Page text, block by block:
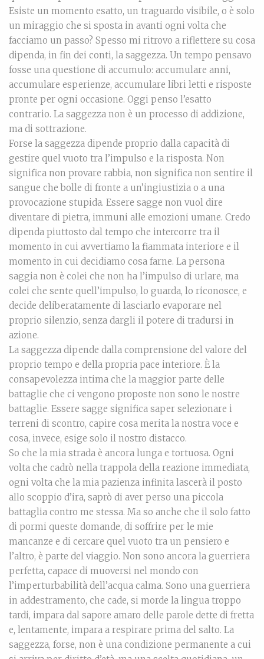
Esiste un momento esatto, un traguardo visibile, o è solo
un miraggio che si sposta in avanti ogni volta che
facciamo un passo? Spesso mi ritrovo a riflettere su cosa
dipenda, in fin dei conti, la saggezza. Un tempo pensavo
fosse una questione di accumulo: accumulare anni,
accumulare esperienze, accumulare libri letti e risposte
pronte per ogni occasione. Oggi penso l’esatto
contrario. La saggezza non è un processo di addizione,
ma di sottrazione.
Forse la saggezza dipende proprio dalla capacità di
gestire quel vuoto tra l’impulso e la risposta. Non
significa non provare rabbia, non significa non sentire il
sangue che bolle di fronte a un’ingiustizia o a una
provocazione stupida. Essere sagge non vuol dire
diventare di pietra, immuni alle emozioni umane. Credo
dipenda piuttosto dal tempo che intercorre tra il
momento in cui avvertiamo la fiammata interiore e il
momento in cui decidiamo cosa farne. La persona
saggia non è colei che non ha l’impulso di urlare, ma
colei che sente quell’impulso, lo guarda, lo riconosce, e
decide deliberatamente di lasciarlo evaporare nel
proprio silenzio, senza dargli il potere di tradursi in
azione.
La saggezza dipende dalla comprensione del valore del
proprio tempo e della propria pace interiore. È la
consapevolezza intima che la maggior parte delle
battaglie che ci vengono proposte non sono le nostre
battaglie. Essere sagge significa saper selezionare i
terreni di scontro, capire cosa merita la nostra voce e
cosa, invece, esige solo il nostro distacco.
So che la mia strada è ancora lunga e tortuosa. Ogni
volta che cadrò nella trappola della reazione immediata,
ogni volta che la mia pazienza infinita lascerà il posto
allo scoppio d’ira, saprò di aver perso una piccola
battaglia contro me stessa. Ma so anche che il solo fatto
di pormi queste domande, di soffrire per le mie
mancanze e di cercare quel vuoto tra un pensiero e
l’altro, è parte del viaggio. Non sono ancora la guerriera
perfetta, capace di muoversi nel mondo con
l’imperturbabilità dell’acqua calma. Sono una guerriera
in addestramento, che cade, si morde la lingua troppo
tardi, impara dal sapore amaro delle parole dette di fretta
e, lentamente, impara a respirare prima del salto. La
saggezza, forse, non è una condizione permanente a cui